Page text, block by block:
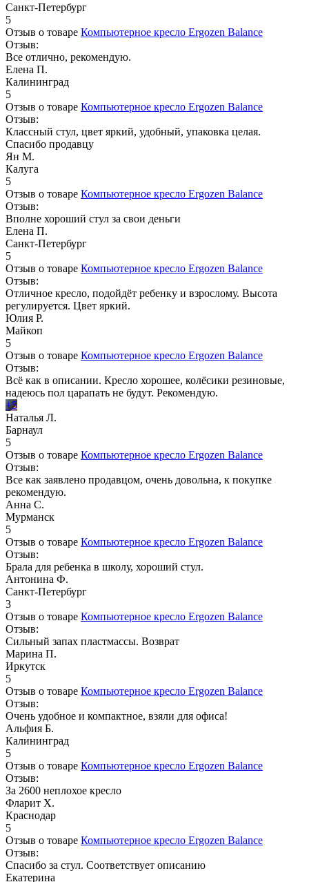
Санкт-Петербург
5
Отзыв о товаре Компьютерное кресло Ergozen Balance
Отзыв:
Все отлично, рекомендую.
Елена П.
Калининград
5
Отзыв о товаре Компьютерное кресло Ergozen Balance
Отзыв:
Классный стул, цвет яркий, удобный, упаковка целая.
Спасибо продавцу
Ян М.
Калуга
5
Отзыв о товаре Компьютерное кресло Ergozen Balance
Отзыв:
Вполне хороший стул за свои деньги
Елена П.
Санкт-Петербург
5
Отзыв о товаре Компьютерное кресло Ergozen Balance
Отзыв:
Отличное кресло, подойдёт ребенку и взрослому. Высота
регулируется. Цвет яркий.
Юлия Р.
Майкоп
5
Отзыв о товаре Компьютерное кресло Ergozen Balance
Отзыв:
Всё как в описании. Кресло хорошее, колёсики резиновые,
надеюсь пол царапать не будут. Рекомендую.
+5
Наталья Л.
Барнаул
5
Отзыв о товаре Компьютерное кресло Ergozen Balance
Отзыв:
Все как заявлено продавцом, очень довольна, к покупке
рекомендую.
Анна С.
Мурманск
5
Отзыв о товаре Компьютерное кресло Ergozen Balance
Отзыв:
Брала для ребенка в школу, хороший стул.
Антонина Ф.
Санкт-Петербург
3
Отзыв о товаре Компьютерное кресло Ergozen Balance
Отзыв:
Сильный запах пластмассы. Возврат
Марина П.
Иркутск
5
Отзыв о товаре Компьютерное кресло Ergozen Balance
Отзыв:
Очень удобное и компактное, взяли для офиса!
Альфия Б.
Калининград
5
Отзыв о товаре Компьютерное кресло Ergozen Balance
Отзыв:
За 2600 неплохое кресло
Фларит Х.
Краснодар
5
Отзыв о товаре Компьютерное кресло Ergozen Balance
Отзыв:
Спасибо за стул. Соответствует описанию
Екатерина